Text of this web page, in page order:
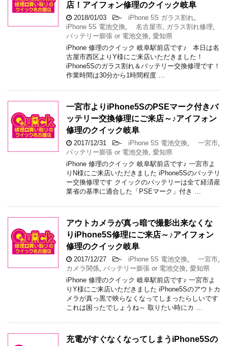
店！アイフォン修理のクイック岐阜
2018/01/03 - iPhone 5S ガラス割れ,
iPhone 5S 電池交換, 名古屋市, ガラス割れ修理,
バッテリー膨張 or 電池交換, 愛知県
iPhone 修理のクイック 岐阜駅前店です♪ 本日は名
古屋市西区よりY様にご来店いただきました！
iPhone5Sのガラス割れ＆バッテリー交換修理です！
作業時間は30分から1時間程度 …
一宮市よりiPhone5SのPSEマーク付きバ
ッテリー交換修理にご来店～♪アイフォン
修理のクイック岐阜
2017/12/31 - iPhone 5S 電池交換, 一宮市,
バッテリー膨張 or 電池交換, 愛知県
iPhone 修理のクイック 岐阜駅前店です♪ 一宮市よ
りN様にご来店いただきました iPhone5Sのバッテリ
ー交換修理です クイックのバッテリーは全て経済産
業省の基準に適合した「PSEマーク」付き …
アウトカメラが真っ暗で撮影出来なくな
りiPhone5S修理にご来店～♪アイフォン
修理のクイック岐阜
2017/12/27 - iPhone 5S 電池交換, 一宮市,
カメラ関係, バッテリー膨張 or 電池交換, 愛知県
iPhone 修理のクイック 岐阜駅前店です♪ 一宮市よ
りY様にご来店いただきました iPhone5Sのアウトカ
メラが真っ黒で映らなくなってしまったらしいです
これは困ったでしょうね～ 取りたい時にカ …
充電がすぐなくなってしまうiPhone5Sの